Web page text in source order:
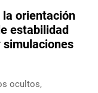
la orientación
estabilidad
ocultos,